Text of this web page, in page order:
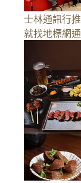
士林通訊行
就找地標網